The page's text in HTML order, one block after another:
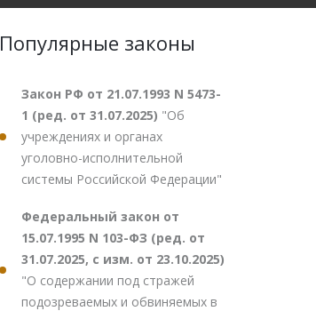
Популярные законы
Закон РФ от 21.07.1993 N 5473-
1 (ред. от 31.07.2025) "Об
учреждениях и органах
уголовно-исполнительной
системы Российской Федерации"
Федеральный закон от
15.07.1995 N 103-ФЗ (ред. от
31.07.2025, с изм. от 23.10.2025)
"О содержании под стражей
подозреваемых и обвиняемых в